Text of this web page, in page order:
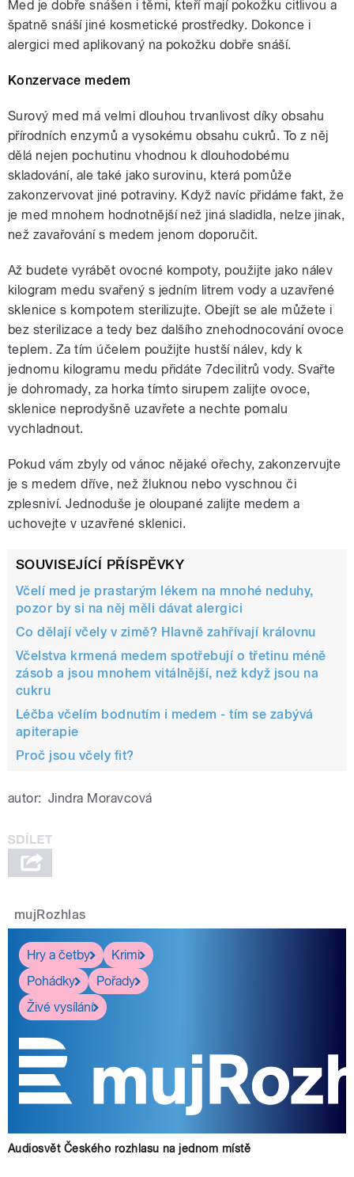
Med je dobře snášen i těmi, kteří mají pokožku citlivou a
špatně snáší jiné kosmetické prostředky. Dokonce i
alergici med aplikovaný na pokožku dobře snáší.
Konzervace medem
Surový med má velmi dlouhou trvanlivost díky obsahu
přírodních enzymů a vysokému obsahu cukrů. To z něj
dělá nejen pochutinu vhodnou k dlouhodobému
skladování, ale také jako surovinu, která pomůže
zakonzervovat jiné potraviny. Když navíc přidáme fakt, že
je med mnohem hodnotnější než jiná sladidla, nelze jinak,
než zavařování s medem jenom doporučit.
Až budete vyrábět ovocné kompoty, použijte jako nálev
kilogram medu svařený s jedním litrem vody a uzavřené
sklenice s kompotem sterilizujte. Obejít se ale můžete i
bez sterilizace a tedy bez dalšího znehodnocování ovoce
teplem. Za tím účelem použijte hustší nálev, kdy k
jednomu kilogramu medu přidáte 7decilitrů vody. Svařte
je dohromady, za horka tímto sirupem zalijte ovoce,
sklenice neprodyšně uzavřete a nechte pomalu
vychladnout.
Pokud vám zbyly od vánoc nějaké ořechy, zakonzervujte
je s medem dříve, než žluknou nebo vyschnou či
zplesniví. Jednoduše je oloupané zalijte medem a
uchovejte v uzavřené sklenici.
SOUVISEJÍCÍ PŘÍSPĚVKY
Včelí med je prastarým lékem na mnohé neduhy,
pozor by si na něj měli dávat alergici
Co dělají včely v zimě? Hlavně zahřívají královnu
Včelstva krmená medem spotřebují o třetinu méně
zásob a jsou mnohem vitálnější, než když jsou na
cukru
Léčba včelím bodnutím i medem - tím se zabývá
apiterapie
Proč jsou včely fit?
autor: Jindra Moravcová
mujRozhlas
Hry a četby
Krimi
Pohádky
Pořady
Živé vysílání
Audiosvět Českého rozhlasu na jednom místě